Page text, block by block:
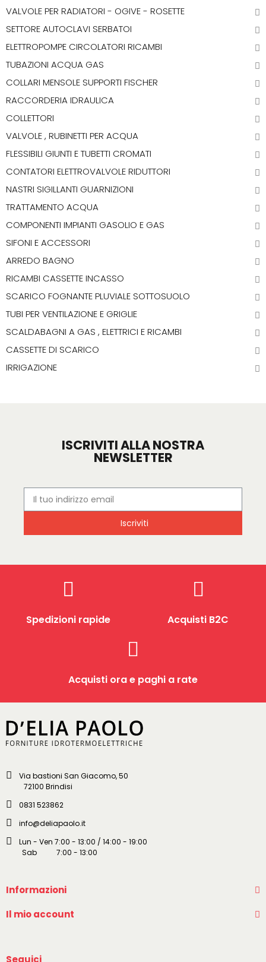
VALVOLE PER RADIATORI - OGIVE - ROSETTE
SETTORE AUTOCLAVI SERBATOI
ELETTROPOMPE CIRCOLATORI RICAMBI
TUBAZIONI ACQUA GAS
COLLARI MENSOLE SUPPORTI FISCHER
RACCORDERIA IDRAULICA
COLLETTORI
VALVOLE , RUBINETTI PER ACQUA
FLESSIBILI GIUNTI E TUBETTI CROMATI
CONTATORI ELETTROVALVOLE RIDUTTORI
NASTRI SIGILLANTI GUARNIZIONI
TRATTAMENTO ACQUA
COMPONENTI IMPIANTI GASOLIO E GAS
SIFONI E ACCESSORI
ARREDO BAGNO
RICAMBI CASSETTE INCASSO
SCARICO FOGNANTE PLUVIALE SOTTOSUOLO
TUBI PER VENTILAZIONE E GRIGLIE
SCALDABAGNI A GAS , ELETTRICI E RICAMBI
CASSETTE DI SCARICO
IRRIGAZIONE
ISCRIVITI ALLA NOSTRA
NEWSLETTER
Iscriviti
Spedizioni rapide Acquisti B2C
Acquisti ora e paghi a rate
Via bastioni San Giacomo, 50
72100 Brindisi
0831 523862
info@deliapaolo.it
Lun - Ven 7:00 - 13:00 / 14:00 - 19:00
Sab 7:00 - 13:00
Informazioni
Il mio account
Seguici